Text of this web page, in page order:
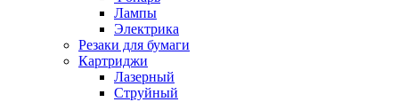
Лампы
Электрика
Резаки для бумаги
Картриджи
Лазерный
Струйный